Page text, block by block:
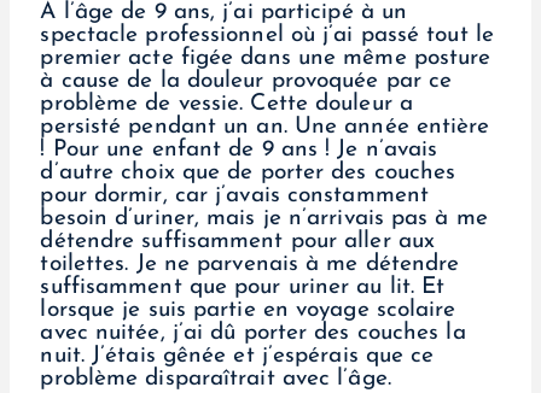
À l’âge de 9 ans, j’ai participé à un
spectacle professionnel où j’ai passé tout le
premier acte figée dans une même posture
à cause de la douleur provoquée par ce
problème de vessie. Cette douleur a
persisté pendant un an. Une année entière
! Pour une enfant de 9 ans ! Je n’avais
d’autre choix que de porter des couches
pour dormir, car j’avais constamment
besoin d’uriner, mais je n’arrivais pas à me
détendre suffisamment pour aller aux
toilettes. Je ne parvenais à me détendre
suffisamment que pour uriner au lit. Et
lorsque je suis partie en voyage scolaire
avec nuitée, j’ai dû porter des couches la
nuit. J’étais gênée et j’espérais que ce
problème disparaîtrait avec l’âge.